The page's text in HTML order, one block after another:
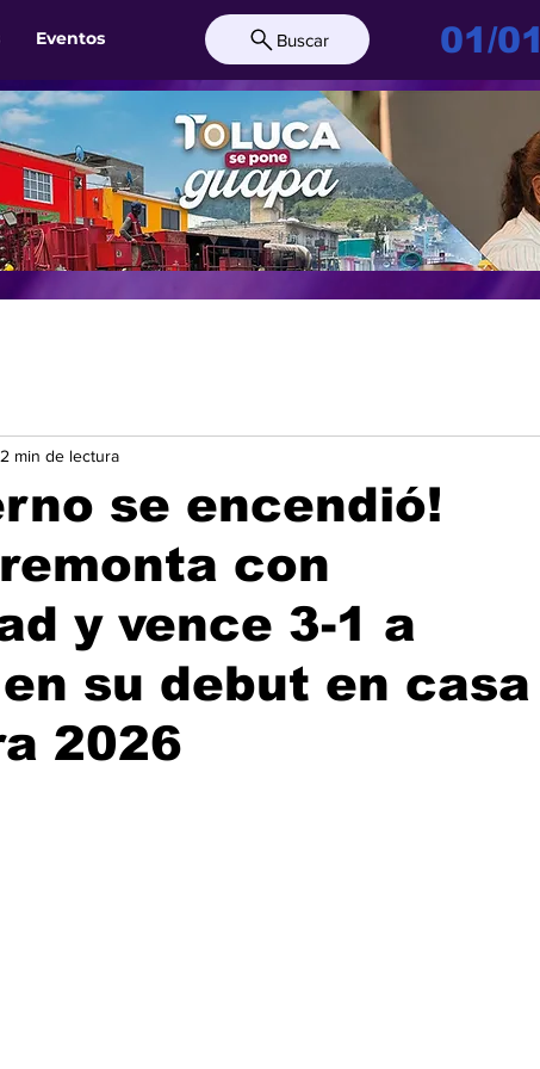
Eventos Buscar 01/
se encendió!
con
y vence 3-1 a
su debut en casa
2026
2 min de lectura